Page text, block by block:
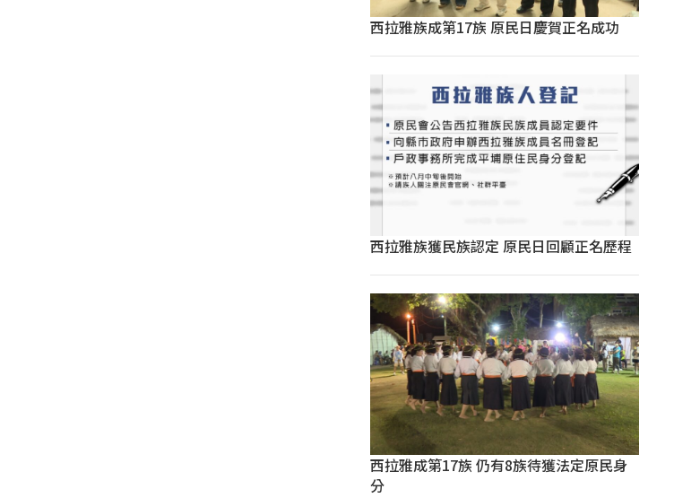
西拉雅族成第17族 原民日慶賀正名成功
西拉雅族獲民族認定 原民日回顧正名歷程
西拉雅成第17族 仍有8族待獲法定原民身
分